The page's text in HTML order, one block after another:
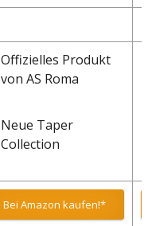
Offizielles Produkt
von AS Roma
Neue Taper
Collection
Bei Amazon kaufen!*